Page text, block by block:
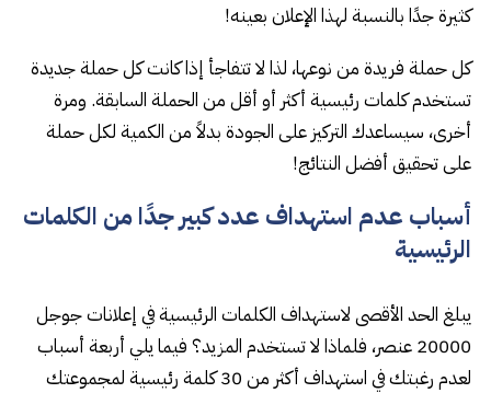
كثيرة جدًا بالنسبة لهذا الإعلان بعينه!
كل حملة فريدة من نوعها، لذا لا تتفاجأ إذا كانت كل حملة جديدة
تستخدم كلمات رئيسية أكثر أو أقل من الحملة السابقة. ومرة
أخرى، سيساعدك التركيز على الجودة بدلاً من الكمية لكل حملة
على تحقيق أفضل النتائج!
أسباب عدم استهداف عدد كبير جدًا من الكلمات
الرئيسية
يبلغ الحد الأقصى لاستهداف الكلمات الرئيسية في إعلانات جوجل
20000 عنصر، فلماذا لا تستخدم المزيد؟ فيما يلي أربعة أسباب
لعدم رغبتك في استهداف أكثر من 30 كلمة رئيسية لمجموعتك